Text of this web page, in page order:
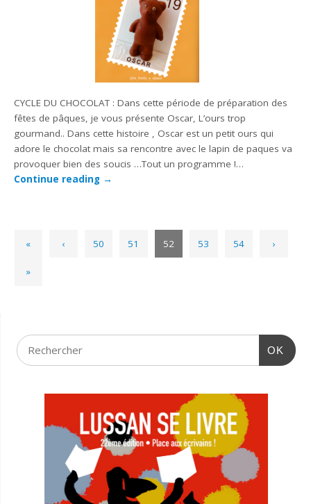
CYCLE DU CHOCOLAT : Dans cette période de préparation des
fêtes de pâques, je vous présente Oscar, L’ours trop
gourmand.. Dans cette histoire , Oscar est un petit ours qui
adore le chocolat mais sa rencontre avec le lapin de paques va
provoquer bien des soucis …Tout un programme !…
Continue reading →
« ‹ 50 51 52 53 54 ›
»
OK